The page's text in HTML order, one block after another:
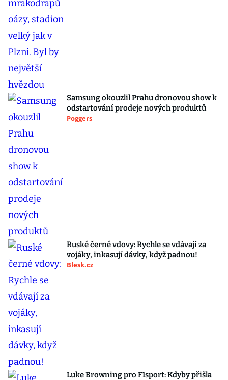
Samsung okouzlil Prahu dronovou show k
odstartování prodeje nových produktů
Poggers
Ruské černé vdovy: Rychle se vdávají za
vojáky, inkasují dávky, když padnou!
Blesk.cz
Luke Browning pro F1sport: Kdyby přišla